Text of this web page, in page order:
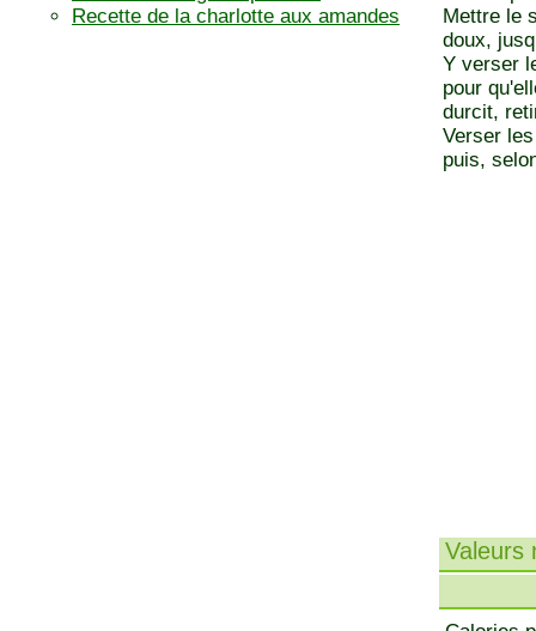
Recette de la charlotte aux amandes
Mettre le
doux,
Y verser
pour
durcit,
Verser
puis,
Valeurs